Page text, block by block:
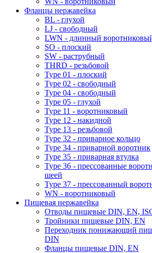
Фланцы нержавейка
BL - глухой
LJ - свободный
LWN - длинный
SO - плоский
SW - раструбный
THRD - резьбовой
Type 01 - плоский
Type 02 - свободный
Type 04 - свободный
Type 05 - глухой
Type 11 - воротниковый
Type 12 - накидной
Type 13 - резьбовой
Type 32 - приварное кольцо
Type 34 - приварной воротник
Type 35 - приварная втулка
Type 36 - прессованные
шеей
Type 37 - прессованный
WN - воротниковый
Пищевая нержавейка
Отводы пищевые DIN, EN,
Тройники пищевые DIN, EN
Переходник понижающий
DIN
Фланцы пищевые DIN, EN